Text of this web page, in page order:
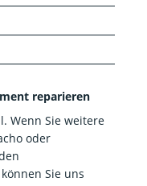
reparieren
Wenn Sie weitere
oder
Sie uns